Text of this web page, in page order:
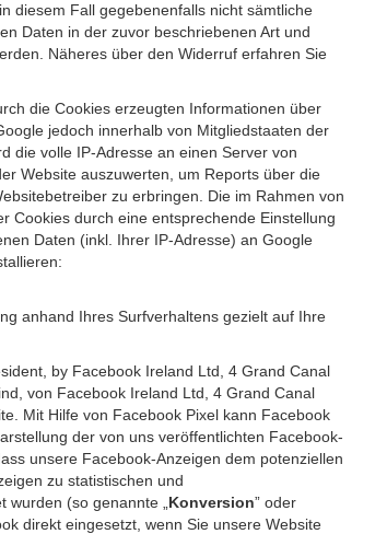
diesem Fall gegebenenfalls nicht sämtliche
Daten in der zuvor beschriebenen Art und
Näheres über den Widerruf erfahren Sie
die Cookies erzeugten Informationen über
jedoch innerhalb von Mitgliedstaaten der
die volle IP-Adresse an einen Server von
Website auszuwerten, um Reports über die
zu erbringen. Die im Rahmen von
Cookies durch eine entsprechende Einstellung
Daten (inkl. Ihrer IP-Adresse) an Google
anhand Ihres Surfverhaltens gezielt auf Ihre
by Facebook Ireland Ltd, 4 Grand Canal
von Facebook Ireland Ltd, 4 Grand Canal
Mit Hilfe von Facebook Pixel kann Facebook
der von uns veröffentlichten Facebook-
unsere Facebook-Anzeigen dem potenziellen
zu statistischen und
(so genannte „ Konversion” oder
direkt eingesetzt, wenn Sie unsere Website